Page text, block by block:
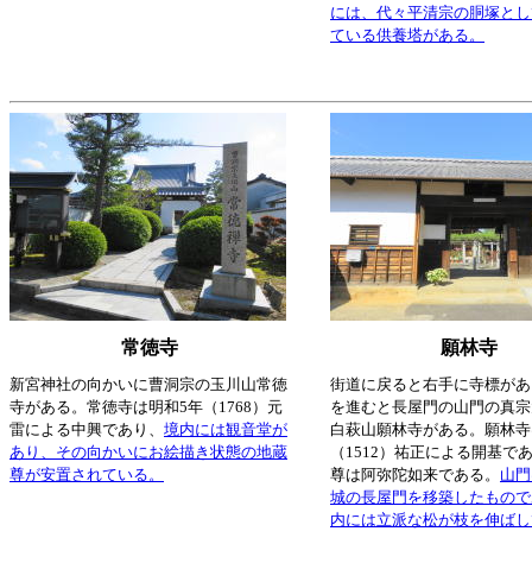
には、代々平清宗の胴塚と
ている供養塔がある。
常徳寺 願林寺
新宮神社の向かいに曹洞宗の玉川山常徳
寺がある。常徳寺は明和5年（1768）元
雷による中興であり、 境内には観音堂が
あり、その向かいにお絵描き状態の地蔵
尊が安置されている。
街道に戻ると右手に寺標が
を進むと長屋門の山門の真
白萩山願林寺がある。願林
（1512）祐正による開基で
尊は阿弥陀如来である。 山
城の長屋門を移築したもの
内には立派な松が枝を伸ば